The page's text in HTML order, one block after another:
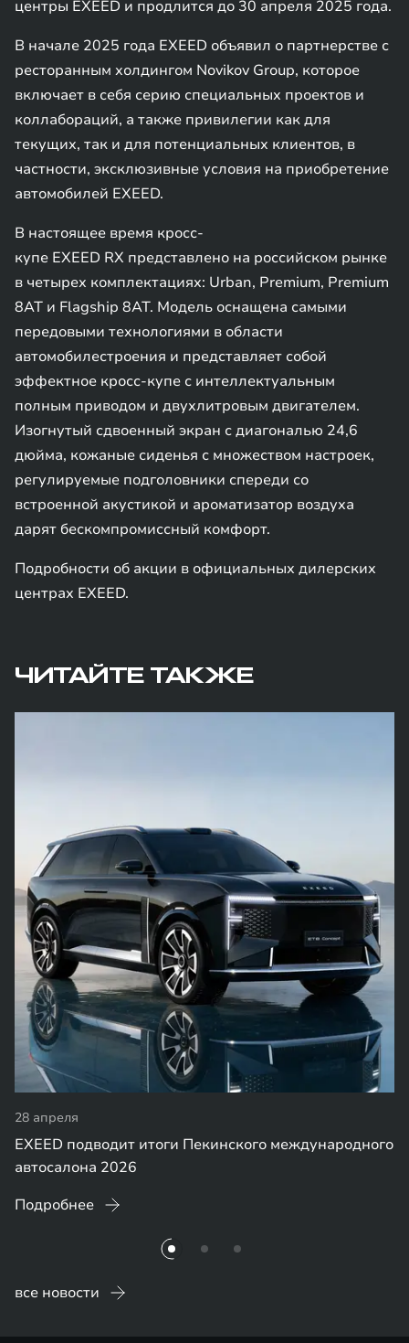
центры EXEED и продлится до 30 апреля 2025 года.
В начале 2025 года EXEED объявил о партнерстве с
ресторанным холдингом Novikov Group, которое
включает в себя серию специальных проектов и
коллабораций, а также привилегии как для
текущих, так и для потенциальных клиентов, в
частности, эксклюзивные условия на приобретение
автомобилей EXEED.
В настоящее время кросс-
купе EXEED RX представлено на российском рынке
в четырех комплектациях: Urban, Premium, Premium
8AT и Flagship 8AT. Модель оснащена самыми
передовыми технологиями в области
автомобилестроения и представляет собой
эффектное кросс-купе с интеллектуальным
полным приводом и двухлитровым двигателем.
Изогнутый сдвоенный экран с диагональю 24,6
дюйма, кожаные сиденья с множеством настроек,
регулируемые подголовники спереди со
встроенной акустикой и ароматизатор воздуха
дарят бескомпромиссный комфорт.
Подробности об акции в официальных дилерских
центрах EXEED.
ЧИТАЙТЕ ТАКЖЕ
28 апреля
EXEED подводит итоги Пекинского международного
автосалона 2026
Подробнее
все новости